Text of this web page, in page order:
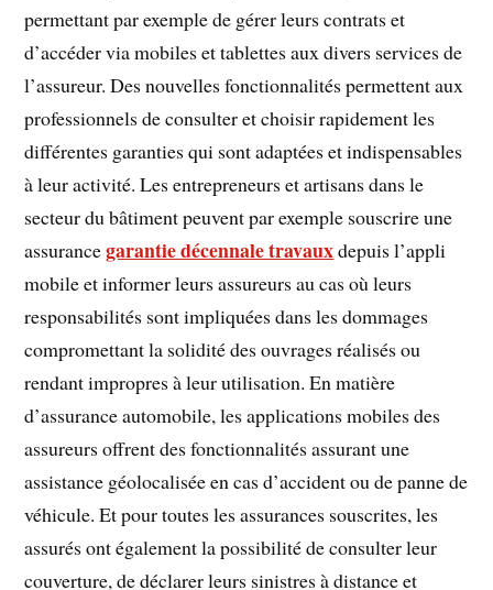
permettant par exemple de gérer leurs contrats et
d’accéder via mobiles et tablettes aux divers services de
l’assureur. Des nouvelles fonctionnalités permettent aux
professionnels de consulter et choisir rapidement les
différentes garanties qui sont adaptées et indispensables
à leur activité. Les entrepreneurs et artisans dans le
secteur du bâtiment peuvent par exemple souscrire une
assurancegarantie décennale travauxdepuis l’appli
mobile et informer leurs assureurs au cas où leurs
responsabilités sont impliquées dans les dommages
compromettant la solidité des ouvrages réalisés ou
rendant impropres à leur utilisation. En matière
d’assurance automobile, les applications mobiles des
assureurs offrent des fonctionnalités assurant une
assistance géolocalisée en cas d’accident ou de panne de
véhicule. Et pour toutes les assurances souscrites, les
assurés ont également la possibilité de consulter leur
couverture, de déclarer leurs sinistres à distance et